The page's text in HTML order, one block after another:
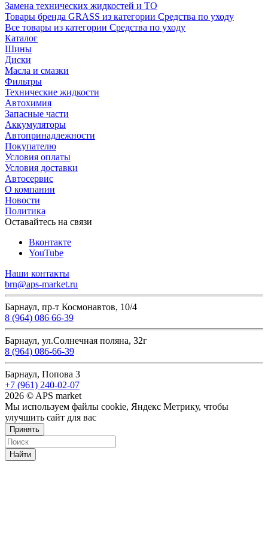
Замена технических жидкостей и ТО
Товары бренда GRASS из категории Средства по уходу
Все товары из категории Средства по уходу
Каталог
Шины
Диски
Масла и смазки
Фильтры
Технические жидкости
Автохимия
Запасные части
Аккумуляторы
Автопринадлежности
Покупателю
Условия оплаты
Условия доставки
Автосервис
О компании
Новости
Политика
Оставайтесь на связи
Вконтакте
YouTube
Наши контакты
brn@aps-market.ru
Барнаул, пр-т Космонавтов, 10/4
8 (964) 086 66-39
Барнаул, ул.Солнечная поляна, 32г
8 (964) 086-66-39
Барнаул, Попова 3
+7 (961) 240-02-07
2026 © APS market
Мы используем файлы cookie, Яндекс Метрику, чтобы
улучшить сайт для вас
Принять
Найти